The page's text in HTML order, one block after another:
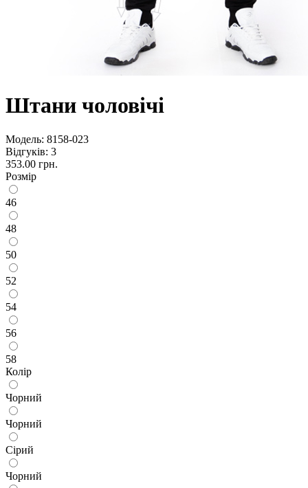
Штани чоловічі
Модель: 8158-023
Відгуків: 3
353.00 грн.
Розмір
46
48
50
52
54
56
58
Колір
Чорний
Чорний
Сірий
Чорний